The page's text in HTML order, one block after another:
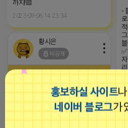
홍보하실 사이트
네이버 블로그가
까지!▤
2023-09-06 14:23:34
-
(
황시은
비공개